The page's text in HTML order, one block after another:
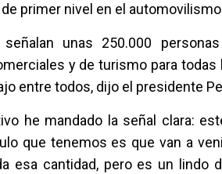
primer nivel en el
unas 250.000
y de turismo para
entre todos, dijo el presidente
he mandado la señal clara:
que tenemos es que van a
esa cantidad, pero es un lindo